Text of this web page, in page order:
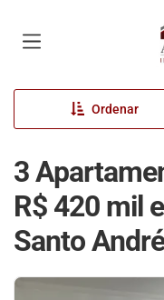
Ordenar
3
R$ 420 mil
Santo